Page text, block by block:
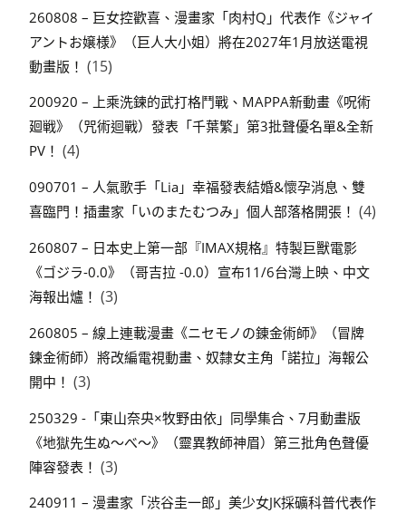
260808 – 巨女控歡喜、漫畫家「肉村Q」代表作《ジャイ
アントお嬢様》（巨人大小姐）將在2027年1月放送電視
動畫版！ (15)
200920 – 上乘洗鍊的武打格鬥戰、MAPPA新動畫《呪術
廻戦》（咒術迴戰）發表「千葉繁」第3批聲優名單&全新
PV！ (4)
090701 – 人氣歌手「Lia」幸福發表結婚&懷孕消息、雙
喜臨門！插畫家「いのまたむつみ」個人部落格開張！ (4)
260807 – 日本史上第一部『IMAX規格』特製巨獸電影
《ゴジラ-0.0》（哥吉拉 -0.0）宣布11/6台灣上映、中文
海報出爐！ (3)
260805 – 線上連載漫畫《ニセモノの錬金術師》（冒牌
鍊金術師）將改編電視動畫、奴隸女主角「諾拉」海報公
開中！ (3)
250329 -「東山奈央×牧野由依」同學集合、7月動畫版
《地獄先生ぬ～べ～》（靈異教師神眉）第三批角色聲優
陣容發表！ (3)
240911 – 漫畫家「渋谷圭一郎」美少女JK採礦科普代表作